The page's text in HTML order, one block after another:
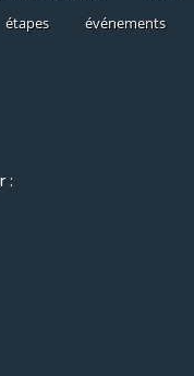
étapes événements
: